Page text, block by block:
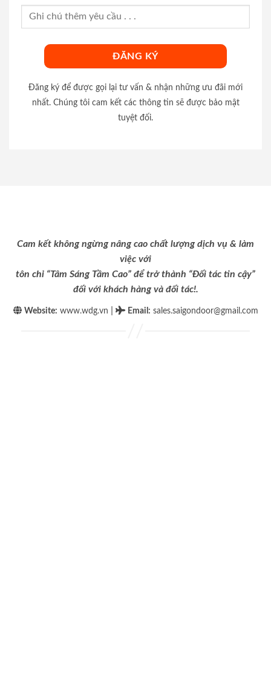
Đăng ký để được gọi lại tư vấn & nhận những ưu đãi mới
nhất. Chúng tôi cam kết các thông tin sẽ được bảo mật
tuyệt đối.
Cam kết không ngừng nâng cao chất lượng dịch vụ & làm
việc với
tôn chỉ “Tâm Sáng Tầm Cao” để trở thành “Đối tác tin cậy”
đối với khách hàng và đối tác!.
Website: www.wdg.vn Email : sales.saigondoor@gmail.com